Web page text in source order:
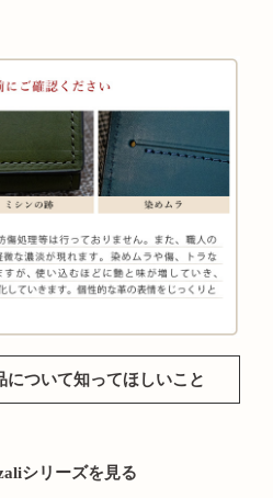
ついて知ってほしいこと
シリーズを見る